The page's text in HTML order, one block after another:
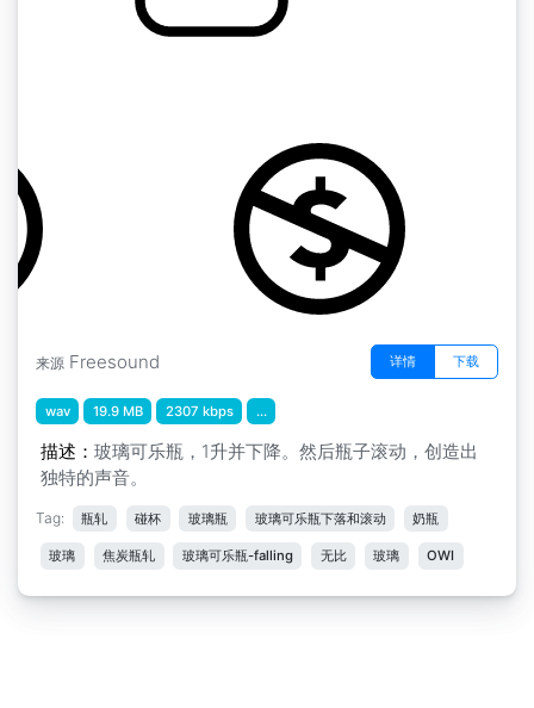
来源 Freesound 详情 下载
wav 19.9 MB 2307 kbps ...
描述： 玻璃可乐瓶，1升并下降。然后瓶子滚动，创造出
独特的声音。
Tag: 瓶轧 碰杯 玻璃瓶 玻璃可乐瓶下落和滚动 奶瓶
玻璃 焦炭瓶轧 玻璃可乐瓶-falling 无比 玻璃 OWI